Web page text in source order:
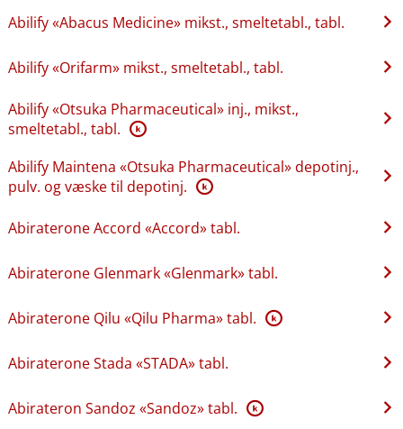
Abilify «Abacus Medicine» mikst., smeltetabl., tabl.
Abilify «Orifarm» mikst., smeltetabl., tabl.
Abilify «Otsuka Pharmaceutical» inj., mikst.,
smeltetabl., tabl. K
Abilify Maintena «Otsuka Pharmaceutical» depotinj.,
pulv. og væske til depotinj. K
Abiraterone Accord «Accord» tabl.
Abiraterone Glenmark «Glenmark» tabl.
Abiraterone Qilu «Qilu Pharma» tabl. K
Abiraterone Stada «STADA» tabl.
Abirateron Sandoz «Sandoz» tabl. K